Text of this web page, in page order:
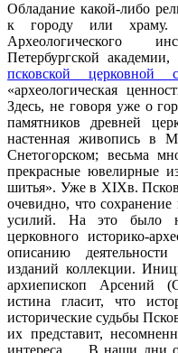
Обладание какой-либо
к городу или храму.
Археологического
Петербургской
псковской церковной
«археологическая
Здесь, не говоря уже о
памятников древней
настенная живопись в
Снетогорском; весьма
прекрасные ювелирные
шитья». Уже в XIXв.
очевидно, что сохранение
усилий. На это было
церковного историко-
описанию
изданий коллекции.
архиепископ Арсений
истина гласит, что
исторические судьбы
их представит,